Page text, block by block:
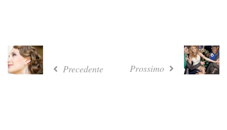
Precedente Prossimo